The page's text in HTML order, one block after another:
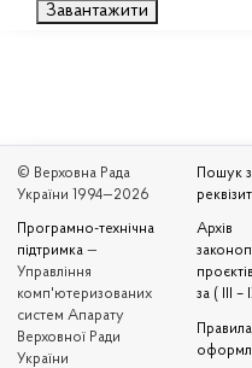
Завантажити
© Верховна Рада
України 1994—2026
Програмно-технічна
підтримка —
Управління
комп'ютеризованих
систем Апарату
Верховної Ради
України
Пошук
Архів
за ( III –
Правила